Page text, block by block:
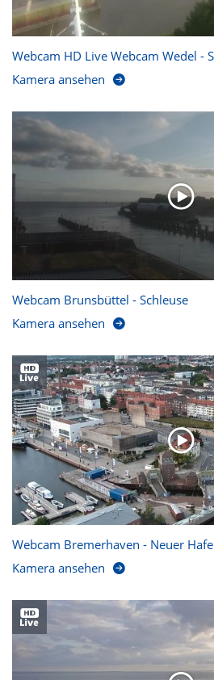
Webcam HD Live Webcam Wedel -
Kamera ansehen
Webcam Brunsbüttel - Schleuse
Kamera ansehen
Webcam Bremerhaven - Neuer
Kamera ansehen